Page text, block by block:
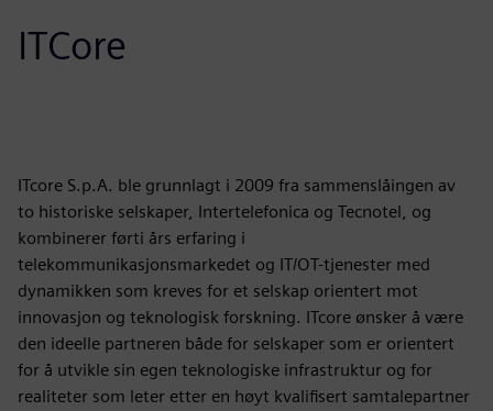
ITCore
ITcore S.p.A. ble grunnlagt i 2009 fra sammenslåingen av
to historiske selskaper, Intertelefonica og Tecnotel, og
kombinerer førti års erfaring i
telekommunikasjonsmarkedet og IT/OT-tjenester med
dynamikken som kreves for et selskap orientert mot
innovasjon og teknologisk forskning. ITcore ønsker å være
den ideelle partneren både for selskaper som er orientert
for å utvikle sin egen teknologiske infrastruktur og for
realiteter som leter etter en høyt kvalifisert samtalepartner